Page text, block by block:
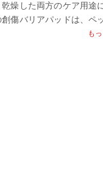
燥した両方のケア用途
傷バリアパッドは、ペ
も